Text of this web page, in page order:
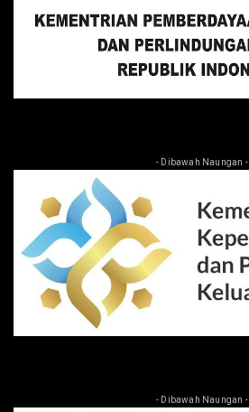
- Dibawah Naungan -
- Dibawah Naungan -